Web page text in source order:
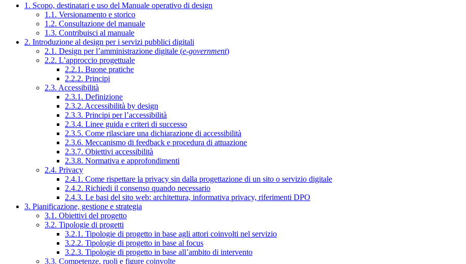
1. Scopo, destinatari e uso del Manuale operativo di design
1.1. Versionamento e storico
1.2. Consultazione del manuale
1.3. Contribuisci al manuale
2. Introduzione al design per i servizi pubblici digitali
2.1. Design per l’amministrazione digitale (e-government)
2.2. L’approccio progettuale
2.2.1. Buone pratiche
2.2.2. Principi
2.3. Accessibilità
2.3.1. Definizione
2.3.2. Accessibilità by design
2.3.3. Principi per l’accessibilità
2.3.4. Linee guida e criteri di successo
2.3.5. Come rilasciare una dichiarazione di accessibilità
2.3.6. Meccanismo di feedback e procedura di attuazione
2.3.7. Obiettivi accessibilità
2.3.8. Normativa e approfondimenti
2.4. Privacy
2.4.1. Come rispettare la privacy sin dalla progettazione di un sito o servizio digitale
2.4.2. Richiedi il consenso quando necessario
2.4.3. Le basi del sito web: architettura, informativa privacy, riferimenti DPO
3. Pianificazione, gestione e strategia
3.1. Obiettivi del progetto
3.2. Tipologie di progetti
3.2.1. Tipologie di progetto in base agli attori coinvolti nel servizio
3.2.2. Tipologie di progetto in base al focus
3.2.3. Tipologie di progetto in base all’ambito di intervento
3.3. Competenze, ruoli e figure coinvolte